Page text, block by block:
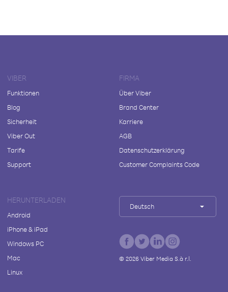
VIBER
Funktionen
Blog
Sicherheit
Viber Out
Tarife
Support
FIRMA
Über Viber
Brand Center
Karriere
AGB
Datenschutzerklärung
Customer Complaints Code
HERUNTERLADEN
Android
iPhone & iPad
Windows PC
Mac
Linux
Deutsch
© 2026Viber Media S.à r.l.